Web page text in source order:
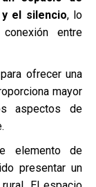
el silencio, lo
entre
ofrecer una
mayor
aspectos de
elemento de
presentar un